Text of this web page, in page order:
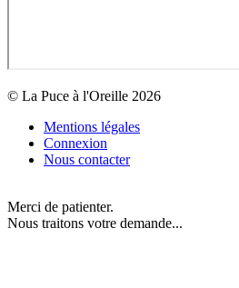
© La Puce à l'Oreille 2026
Mentions légales
Connexion
Nous contacter
Merci de patienter.
Nous traitons votre demande...